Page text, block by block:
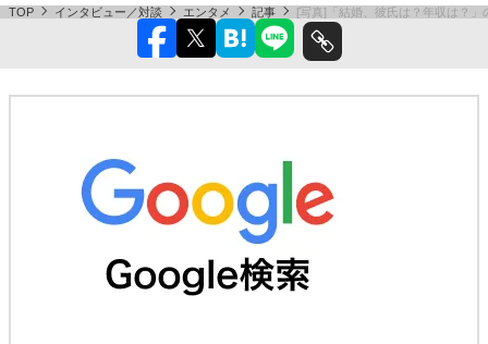
TOP インタビュー／対談 エンタメ 記事 [写真]「結婚、彼氏は？年収は？